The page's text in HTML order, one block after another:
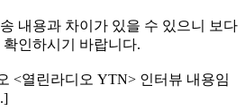
내용과 차이가 있을 수 있으니 보다
인하시기 바랍니다.
<열린라디오 YTN> 인터뷰 내용임